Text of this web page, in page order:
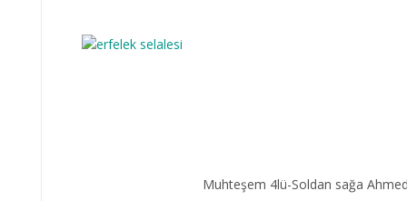
Muhteşem 4lü-Soldan sağa